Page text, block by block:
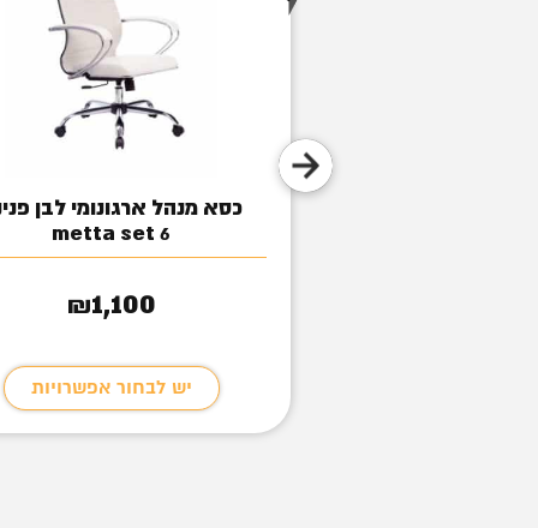
כסא מנהל ארגונומי לבן
metta set 6
₪1,100
יש לבחור אפשרויות